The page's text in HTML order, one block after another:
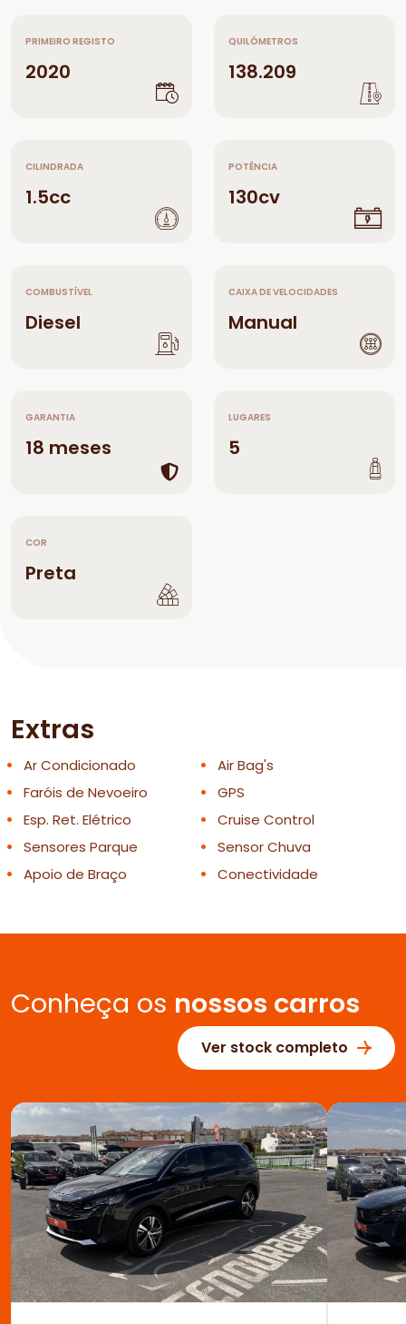
PRIMEIRO REGISTO
2020
QUILÓMETROS
138.209
CILINDRADA
1.5cc
POTÊNCIA
130cv
COMBUSTÍVEL
Diesel
CAIXA DE VELOCIDADES
Manual
GARANTIA
18 meses
LUGARES
5
COR
Preta
Extras
Ar Condicionado
Air Bag's
Faróis de Nevoeiro
GPS
Esp. Ret. Elétrico
Cruise Control
Sensores Parque
Sensor Chuva
Apoio de Braço
Conectividade
Conheça os nossos carros
Ver stock completo